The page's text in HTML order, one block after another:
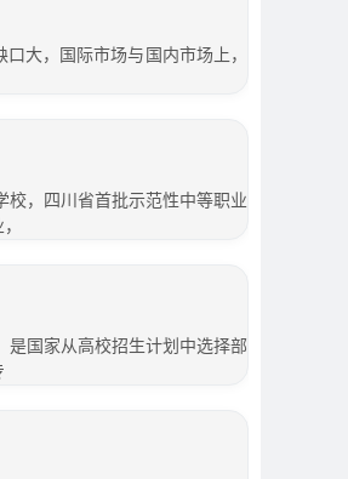
大，国际市场与国内市场上，
校，四川省首批示范性中等职业
是国家从高校招生计划中选择部